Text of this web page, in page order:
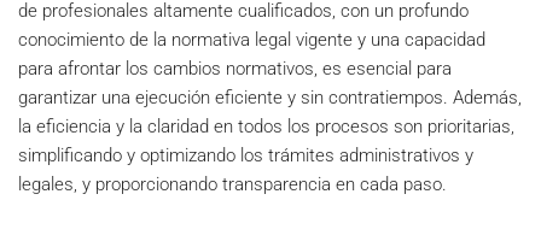
de profesionales altamente cualificados, con un profundo
conocimiento de la normativa legal vigente y una capacidad
para afrontar los cambios normativos, es esencial para
garantizar una ejecución eficiente y sin contratiempos. Además,
la eficiencia y la claridad en todos los procesos son prioritarias,
simplificando y optimizando los trámites administrativos y
legales, y proporcionando transparencia en cada paso.